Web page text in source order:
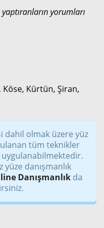
yorumları
Köse, Kürtün, Şiran,
dahil olmak üzere yüz
tüm teknikler
danışmanlık
Danışmanlık da